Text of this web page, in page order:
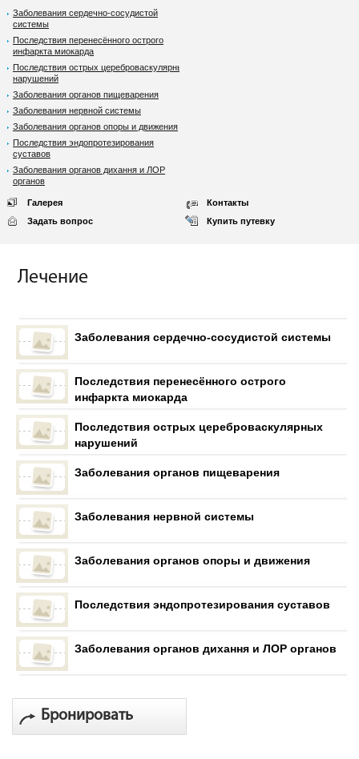
Заболевания сердечно-сосудистой
системы
Последствия перенесённого острого
инфаркта миокарда
Последствия острых цереброваскулярных
нарушений
Заболевания органов пищеварения
Заболевания нервной системы
Заболевания органов опоры и движения
Последствия эндопротезирования
суставов
Заболевания органов дихання и ЛОР
органов
Галерея
Контакты
Задать вопрос
Купить путевку
Лечение
Заболевания сердечно-сосудистой системы
Последствия перенесённого острого
инфаркта миокарда
Последствия острых цереброваскулярных
нарушений
Заболевания органов пищеварения
Заболевания нервной системы
Заболевания органов опоры и движения
Последствия эндопротезирования суставов
Заболевания органов дихання и ЛОР органов
Бронировать